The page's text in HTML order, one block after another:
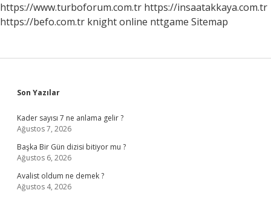
https://www.turboforum.com.tr https://insaatakkaya.com.tr
https://befo.com.tr knight online nttgame Sitemap
Sidebar
Son Yazılar
Kader sayısı 7 ne anlama gelir ?
Ağustos 7, 2026
Başka Bir Gün dizisi bitiyor mu ?
Ağustos 6, 2026
Avalist oldum ne demek ?
Ağustos 4, 2026